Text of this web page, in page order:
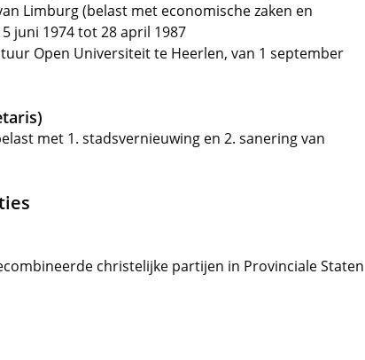
Limburg (belast met economische zaken en
juni 1974 tot 28 april 1987
Open Universiteit te Heerlen, van 1 september
met 1. stadsvernieuwing en 2. sanering van
christelijke partijen in Provinciale Staten